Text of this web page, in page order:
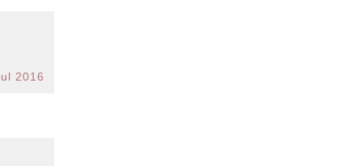
2016